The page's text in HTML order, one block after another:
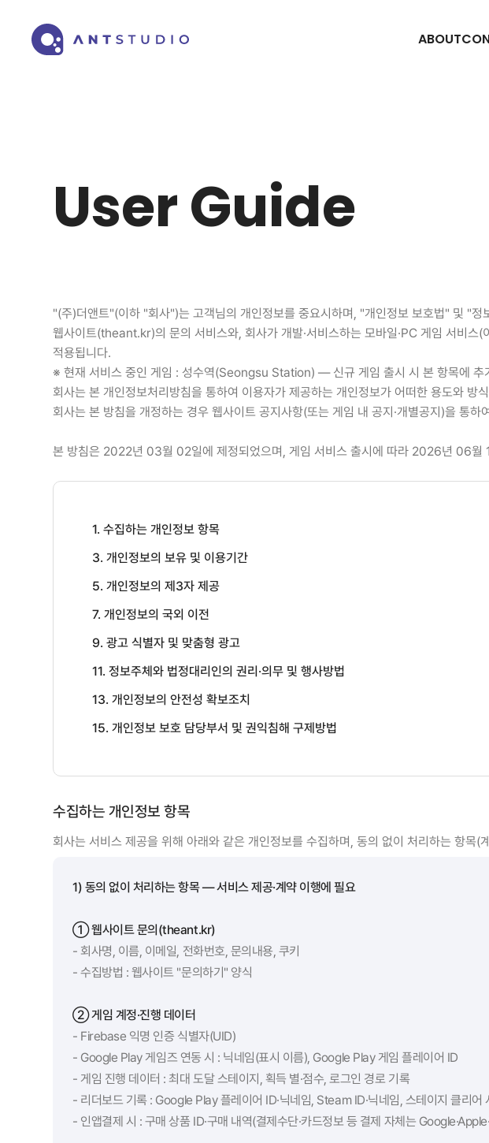
ABOUT
User Guide
"(주)더앤트"(이하 "회사")는 고객님의 개인정보를 중요시하며, "개인정보 보호법" 및 "
웹사이트(theant.kr)의 문의 서비스와, 회사가 개발·서비스하는 모바일·PC 게임 서비
적용됩니다.
※ 현재 서비스 중인 게임 : 성수역(Seongsu Station) — 신규 게임 출시 시 본 항목에 추
회사는 본 개인정보처리방침을 통하여 이용자가 제공하는 개인정보가 어떠한 용도와
회사는 본 방침을 개정하는 경우 웹사이트 공지사항(또는 게임 내 공지·개별공지)을 통하
본 방침은 2022년 03월 02일에 제정되었으며, 게임 서비스 출시에 따라 2026년 06월
1. 수집하는 개인정보 항목
3. 개인정보의 보유 및 이용기간
5. 개인정보의 제3자 제공
7. 개인정보의 국외 이전
9. 광고 식별자 및 맞춤형 광고
11. 정보주체와 법정대리인의 권리·의무 및 행사방법
13. 개인정보의 안전성 확보조치
15. 개인정보 보호 담당부서 및 권익침해 구제방법
수집하는 개인정보 항목
회사는 서비스 제공을 위해 아래와 같은 개인정보를 수집하며, 동의 없이 처리하는 항목
1) 동의 없이 처리하는 항목 — 서비스 제공·계약 이행에 필요
① 웹사이트 문의(theant.kr)
- 회사명, 이름, 이메일, 전화번호, 문의내용, 쿠키
- 수집방법 : 웹사이트 "문의하기" 양식
② 게임 계정·진행 데이터
- Firebase 익명 인증 식별자(UID)
- Google Play 게임즈 연동 시 : 닉네임(표시 이름), Google Play 게임 플레이어 ID
- 게임 진행 데이터 : 최대 도달 스테이지, 획득 별·점수, 로그인 경로 기록
- 리더보드 기록 : Google Play 플레이어 ID·닉네임, Steam ID·닉네임, 스테이지 클리어
- 인앱결제 시 : 구매 상품 ID·구매 내역(결제수단·카드정보 등 결제 자체는